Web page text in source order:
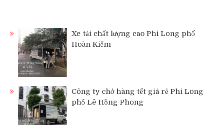
Xe tải chất lượng cao Phi Long phố
Hoàn Kiếm
Công ty chở hàng tết giá rẻ Phi Long
phố Lê Hồng Phong